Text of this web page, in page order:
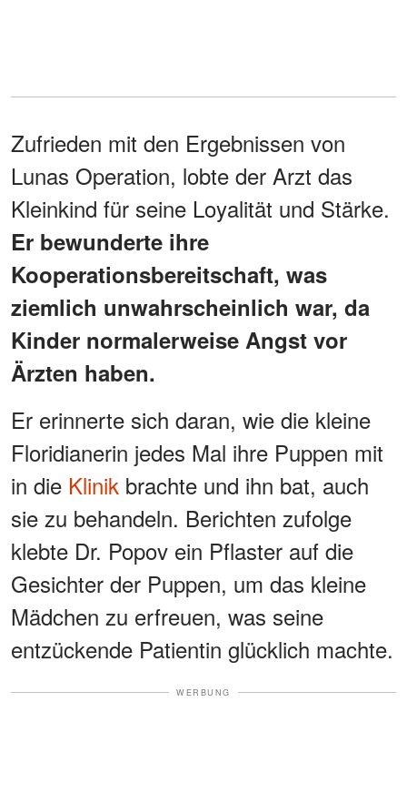
Zufrieden mit den Ergebnissen von
Lunas Operation, lobte der Arzt das
Kleinkind für seine Loyalität und Stärke.
Er bewunderte ihre
Kooperationsbereitschaft, was
ziemlich unwahrscheinlich war, da
Kinder normalerweise Angst vor
Ärzten haben.
Er erinnerte sich daran, wie die kleine
Floridianerin jedes Mal ihre Puppen mit
in die Klinik brachte und ihn bat, auch
sie zu behandeln. Berichten zufolge
klebte Dr. Popov ein Pflaster auf die
Gesichter der Puppen, um das kleine
Mädchen zu erfreuen, was seine
entzückende Patientin glücklich machte.
WERBUNG